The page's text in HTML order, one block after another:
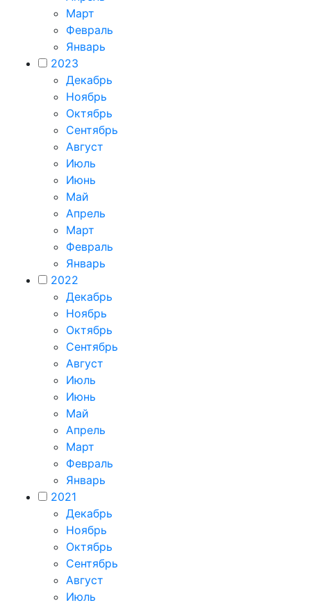
Март
Февраль
Январь
2023
Декабрь
Ноябрь
Октябрь
Сентябрь
Август
Июль
Июнь
Май
Апрель
Март
Февраль
Январь
2022
Декабрь
Ноябрь
Октябрь
Сентябрь
Август
Июль
Июнь
Май
Апрель
Март
Февраль
Январь
2021
Декабрь
Ноябрь
Октябрь
Сентябрь
Август
Июль